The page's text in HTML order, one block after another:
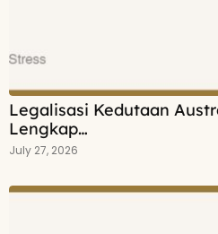
Legalisasi Kedutaan
Lengkap…
July 27, 2026